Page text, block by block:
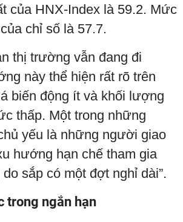
của HNX-Index là 59.2. Mức
chỉ số là 57.7.
thị trường vẫn đang đi
này thể hiện rất rõ trên
biến động ít và khối lượng
thấp. Một trong những
yếu là những người giao
hướng hạn chế tham gia
sắp có một đợt nghỉ dài”.
trong ngắn hạn